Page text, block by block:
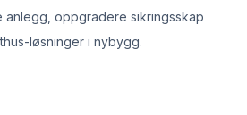
anlegg, oppgradere sikringsskap
løsninger i nybygg.